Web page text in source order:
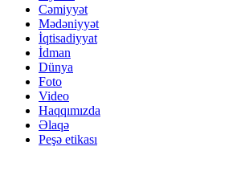
Cəmiyyət
Mədəniyyət
İqtisadiyyat
İdman
Dünya
Foto
Video
Haqqımızda
Əlaqə
Peşə etikası